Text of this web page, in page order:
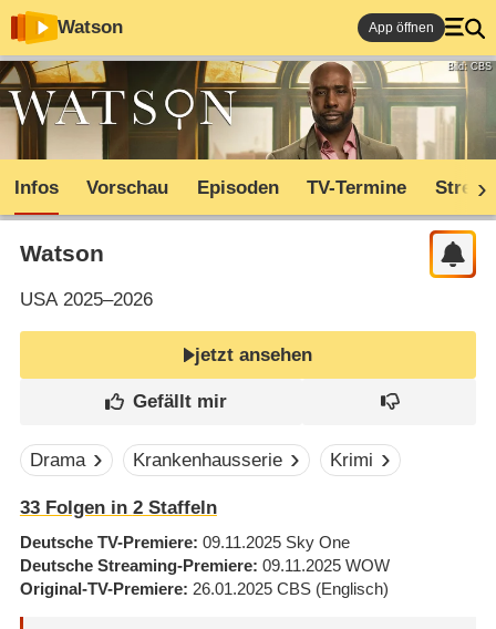
Watson App öffnen
Bild: CBS
Infos Vorschau Episoden TV-Termine
Watson
USA2025–2026
jetzt ansehen
Drama Krankenhausserie Krimi
33Folgen in 2Staffeln
Deutsche TV-Premiere 09.11.2025 Sky One
Deutsche Streaming-Premiere 09.11.2025 WOW
Original-TV-Premiere 26.01.2025 CBS (Englisch)